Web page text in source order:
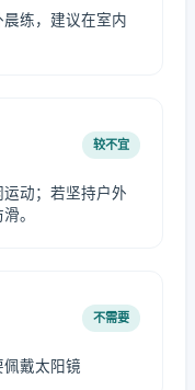
练，建议在室内
较不宜
动；若坚持户外
。
不需要
戴太阳镜